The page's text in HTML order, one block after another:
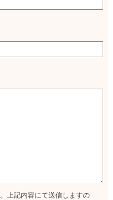
上記内容にて送信しますの